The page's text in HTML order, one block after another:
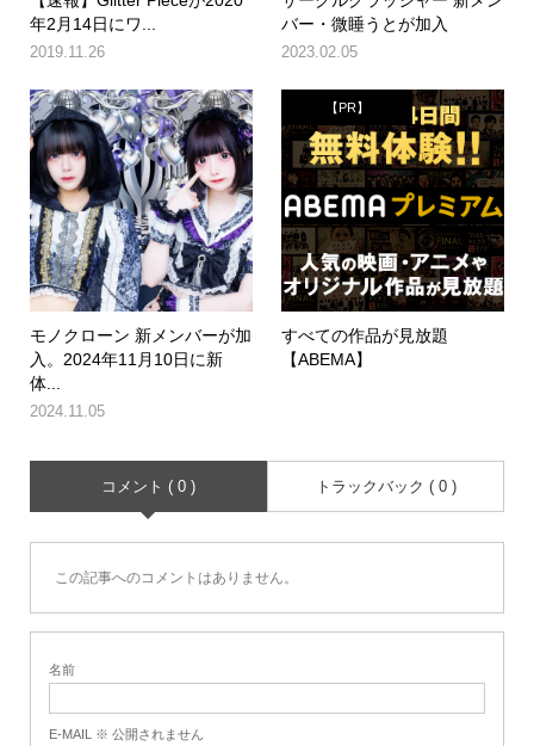
年2月14日にワ...
2019.11.26
バー・微睡うとが加入
2023.02.05
モノクローン 新メンバーが加
入。2024年11月10日に新
体...
2024.11.05
【PR】
すべての作品が見放題
【ABEMA】
コメント ( 0 ) トラックバック ( 0 )
この記事へのコメントはありません。
名前
E-MAIL ※ 公開されません